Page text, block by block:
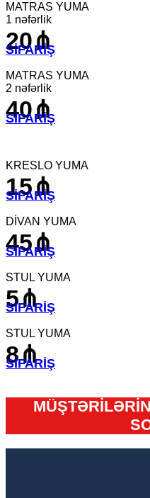
MATRAS YUMA
1 nəfərlik
20⋔
SİFARİŞ
MATRAS YUMA
2 nəfərlik
40⋔
SİFARİŞ
KRESLO YUMA
15⋔
SİFARİŞ
DİVAN YUMA
45⋔
SİFARİŞ
STUL YUMA
5⋔
SİFARİŞ
STUL YUMA
8⋔
SİFARİŞ